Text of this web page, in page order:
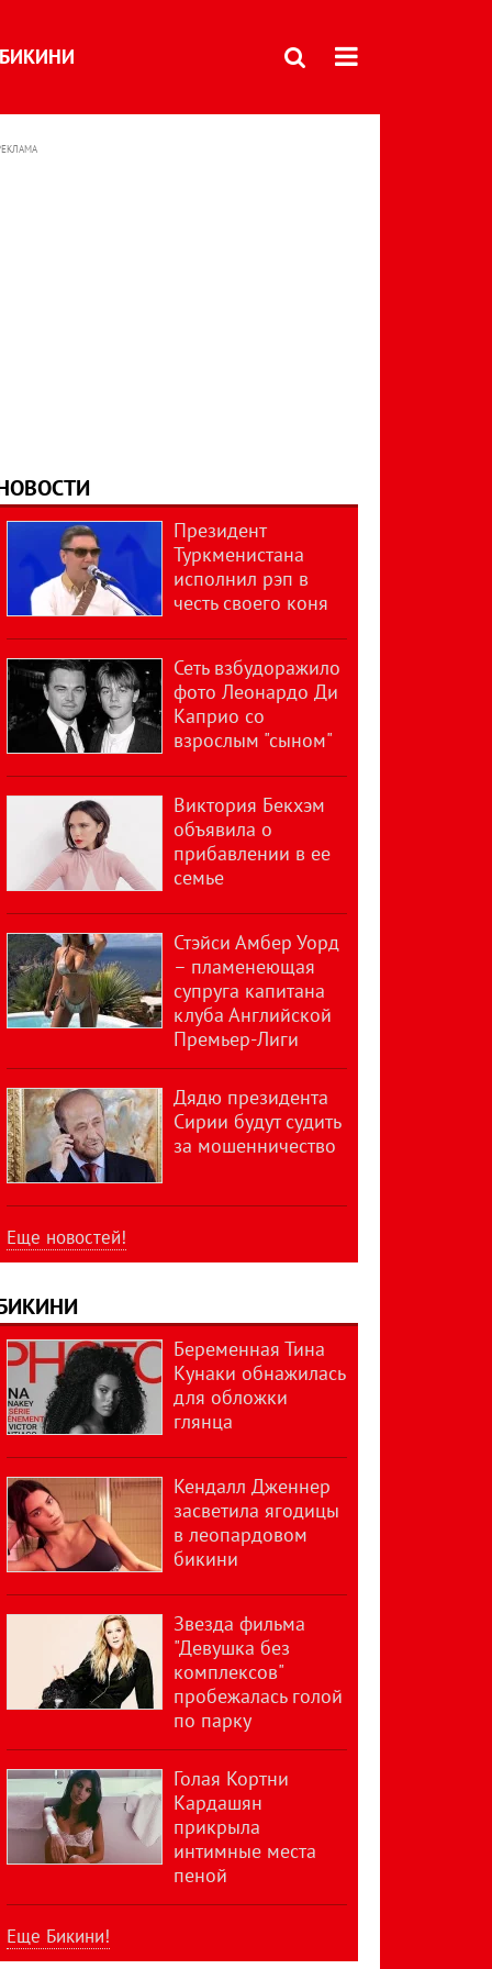
БИКИНИ
Президент
Туркменистана
исполнил рэп в
честь своего коня
Сеть взбудоражило
фото Леонардо Ди
Каприо со
взрослым "сыном"
Виктория Бекхэм
объявила о
прибавлении в ее
семье
Стэйси Амбер Уорд
– пламенеющая
супруга капитана
клуба Английской
Премьер-Лиги
Дядю президента
Сирии будут судить
за мошенничество
Еще новостей!
Беременная Тина
Кунаки обнажилась
для обложки
глянца
Кендалл Дженнер
засветила ягодицы
в леопардовом
бикини
Звезда фильма
"Девушка без
комплексов"
пробежалась голой
по парку
Голая Кортни
Кардашян
прикрыла
интимные места
пеной
Еще Бикини!